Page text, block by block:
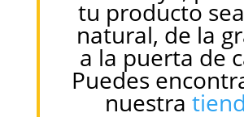
tu producto
natural, de la
a la puerta de
Puedes
nuestra